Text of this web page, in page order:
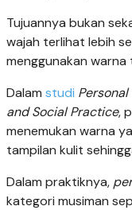
Tujuannya bukan
wajah terlihat lebih
menggunakan
Dalam studi
and Social Practice,
menemukan warna
tampilan kulit
Dalam praktiknya,
kategori musiman